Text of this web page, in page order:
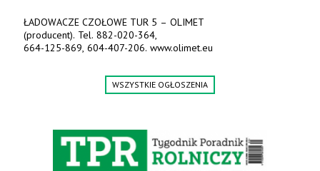
silosów i magazynów płaskich.
Tel. 503 025 125. www.graintec.pl